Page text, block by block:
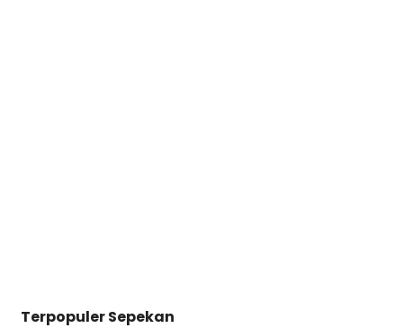
Terpopuler Sepekan